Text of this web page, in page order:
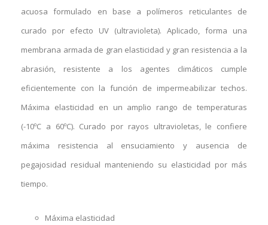
acuosa formulado en base a polímeros reticulantes de
curado por efecto UV (ultravioleta). Aplicado, forma una
membrana armada de gran elasticidad y gran resistencia a la
abrasión, resistente a los agentes climáticos cumple
eficientemente con la función de impermeabilizar techos.
Máxima elasticidad en un amplio rango de temperaturas
(-10ºC a 60ºC). Curado por rayos ultravioletas, le confiere
máxima resistencia al ensuciamiento y ausencia de
pegajosidad residual manteniendo su elasticidad por más
tiempo.
Máxima elasticidad